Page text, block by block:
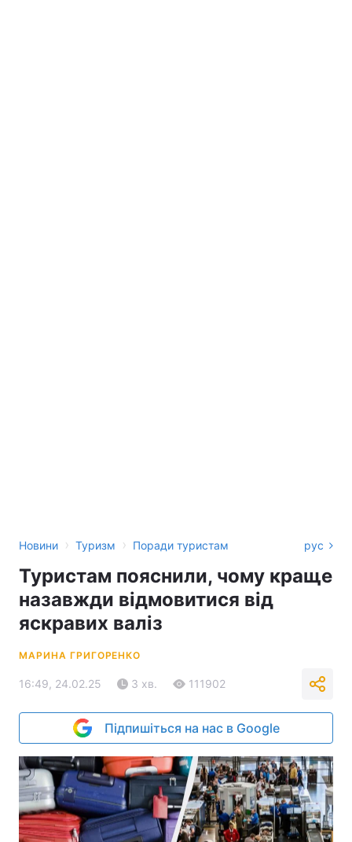
Новини › Туризм › Поради туристам рус
Туристам пояснили, чому краще
назавжди відмовитися від
яскравих валіз
МАРИНА ГРИГОРЕНКО
16:49, 24.02.25 3 хв. 111902
Підпишіться на нас в Google